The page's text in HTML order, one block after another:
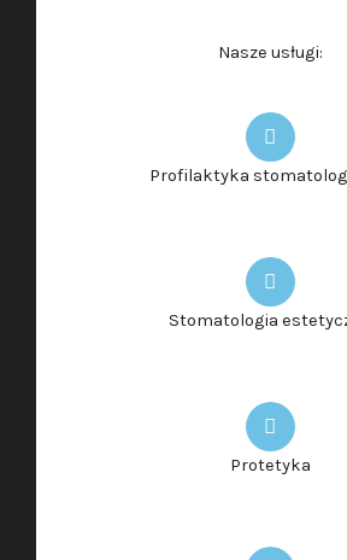
Nasze usługi:
Profilaktyka
Stomatologia
Protetyka